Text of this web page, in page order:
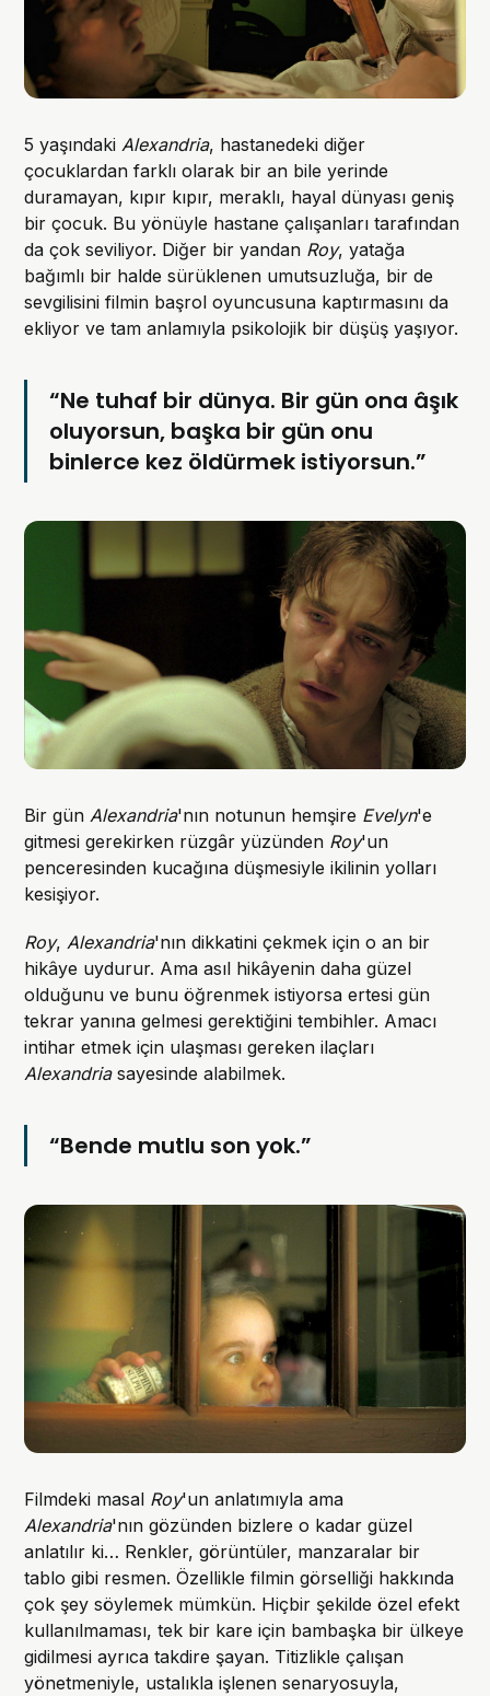
5 yaşındakiAlexandria, hastanedeki diğer
çocuklardan farklı olarak bir an bile yerinde
duramayan, kıpır kıpır, meraklı, hayal dünyası geniş
bir çocuk. Bu yönüyle hastane çalışanları tarafından
da çok seviliyor. Diğer bir yandan Roy, yatağa
bağımlı bir halde sürüklenen umutsuzluğa, bir de
sevgilisini filmin başrol oyuncusuna kaptırmasını da
ekliyor ve tam anlamıyla psikolojik bir düşüş yaşıyor.
“Ne tuhaf bir dünya. Bir gün ona âşık
oluyorsun, başka bir gün onu
binlerce kez öldürmek istiyorsun.”
Bir günAlexandria'nın notunun hemşire Evelyn'e
gitmesi gerekirken rüzgâr yüzünden Roy'un
penceresinden kucağına düşmesiyle ikilinin yolları
kesişiyor.
Roy,Alexandria'nın dikkatini çekmek için o an bir
hikâye uydurur. Ama asıl hikâyenin daha güzel
olduğunu ve bunu öğrenmek istiyorsa ertesi gün
tekrar yanına gelmesi gerektiğini tembihler. Amacı
intihar etmek için ulaşması gereken ilaçları
Alexandriasayesinde alabilmek.
“Bende mutlu son yok.”
Filmdeki masal Roy'un anlatımıyla ama
Alexandria'nın gözünden bizlere o kadar güzel
anlatılır ki… Renkler, görüntüler, manzaralar bir
tablo gibi resmen. Özellikle filmin görselliği hakkında
çok şey söylemek mümkün. Hiçbir şekilde özel efekt
kullanılmaması, tek bir kare için bambaşka bir ülkeye
gidilmesi ayrıca takdire şayan. Titizlikle çalışan
yönetmeniyle, ustalıkla işlenen senaryosuyla,